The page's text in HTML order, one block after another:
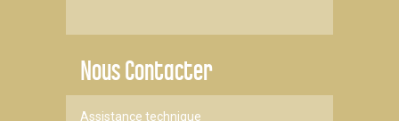
Nous Contacter
Assistance technique